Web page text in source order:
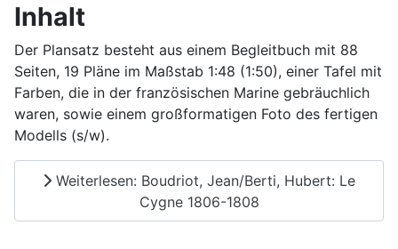
Inhalt
Der Plansatz besteht aus einem Begleitbuch mit 88
Seiten, 19 Pläne im Maßstab 1:48 (1:50), einer Tafel mit
Farben, die in der französischen Marine gebräuchlich
waren, sowie einem großformatigen Foto des fertigen
Modells (s/w).
Weiterlesen: Boudriot, Jean/Berti, Hubert: Le
Cygne 1806-1808